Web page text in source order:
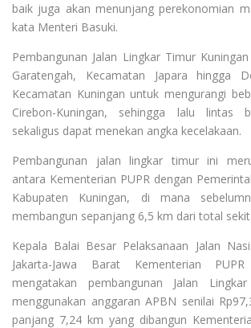
baik juga akan menunjang perekonomian
kata Menteri Basuki.
Pembangunan Jalan Lingkar Timur
Garatengah, Kecamatan Japara hingga
Kecamatan Kuningan untuk mengurangi
Cirebon-Kuningan, sehingga lalu lintas
sekaligus dapat menekan angka kecelakaan.
Pembangunan jalan lingkar timur ini
antara Kementerian PUPR dengan
Kabupaten Kuningan, di mana
membangun sepanjang 6,5 km dari total
Kepala Balai Besar Pelaksanaan Jalan
Jakarta-Jawa Barat Kementerian
mengatakan pembangunan Jalan
menggunakan anggaran APBN senilai
panjang 7,24 km yang dibangun